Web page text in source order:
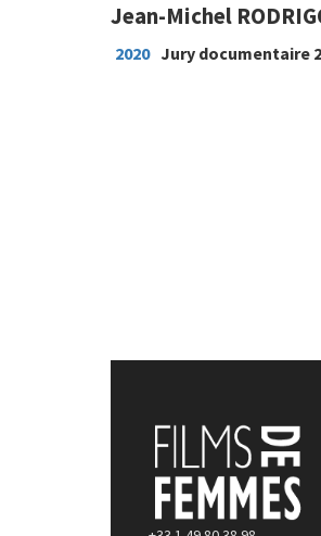
Jean-Michel
2020 Jury documentaire